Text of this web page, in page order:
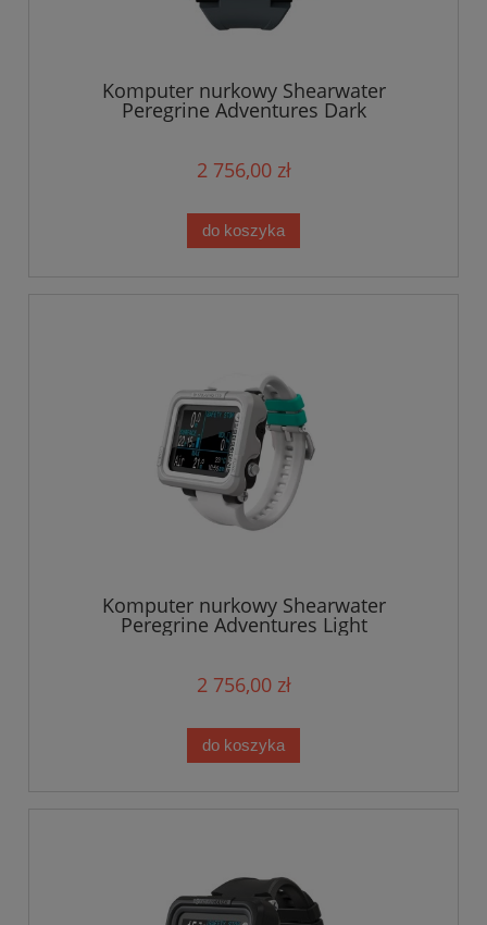
Komputer nurkowy Shearwater
Peregrine Adventures Dark
2 756,00 zł
do koszyka
Komputer nurkowy Shearwater
Peregrine Adventures Light
2 756,00 zł
do koszyka